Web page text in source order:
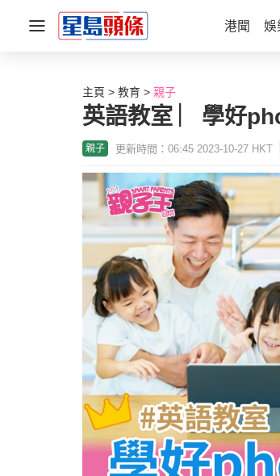
港聞 娛
主頁 教育 親子
英語教室 ︳學好
親子 更新時間：06:45 2023-10-27 HKT